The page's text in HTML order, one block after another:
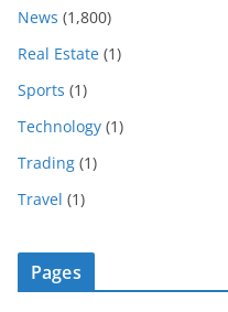
News (1,800)
Real Estate (1)
Sports (1)
Technology (1)
Trading (1)
Travel (1)
Pages